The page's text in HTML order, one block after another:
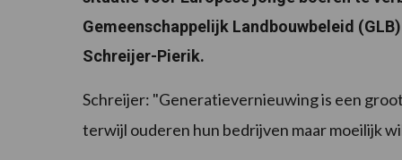
Gemeenschappelijk Landbouwbeleid
Schreijer-Pierik.
Schreijer: "Generatievernieuwing is een
terwijl ouderen hun bedrijven maar moeilijk